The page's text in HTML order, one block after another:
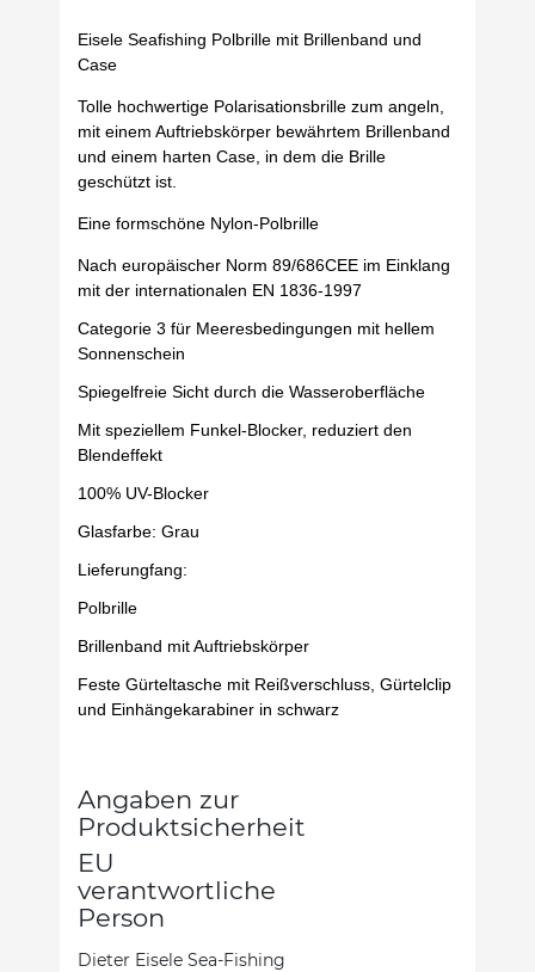
Eisele Seafishing Polbrille mit Brillenband und
Case
Tolle hochwertige Polarisationsbrille zum angeln,
mit einem Auftriebskörper bewährtem Brillenband
und einem harten Case, in dem die Brille
geschützt ist.
Eine formschöne Nylon-Polbrille
Nach europäischer Norm 89/686CEE im Einklang
mit der internationalen EN 1836-1997
Categorie 3 für Meeresbedingungen mit hellem
Sonnenschein
Spiegelfreie Sicht durch die Wasseroberfläche
Mit speziellem Funkel-Blocker, reduziert den
Blendeffekt
100% UV-Blocker
Glasfarbe: Grau
Lieferungfang:
Polbrille
Brillenband mit Auftriebskörper
Feste Gürteltasche mit Reißverschluss, Gürtelclip
und Einhängekarabiner in schwarz
Angaben zur
Produktsicherheit
EU
verantwortliche
Person
Dieter Eisele Sea-Fishing